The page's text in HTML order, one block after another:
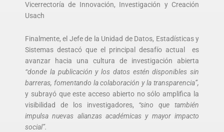
Vicerrectoría de Innovación, Investigación y Creación
Usach
Finalmente, el Jefe de la Unidad de Datos, Estadísticas y
Sistemas destacó que el principal desafío actual es
avanzar hacia una cultura de investigación abierta
“donde la publicación y los datos estén disponibles sin
barreras, fomentando la colaboración y la transparencia”,
y subrayó que este acceso abierto no sólo amplifica la
visibilidad de los investigadores, “sino que también
impulsa nuevas alianzas académicas y mayor impacto
social”.